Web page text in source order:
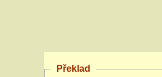
Překlad